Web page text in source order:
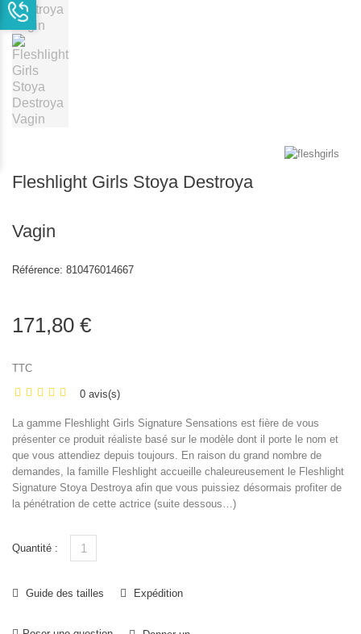
Fleshlight Girls Stoya Destroya
Vagin
Référence: 810476014667
171,80 €
TTC
0 avis(s)
La gamme Fleshlight Girls Signature Sensations est fière de vous
présenter ce produit réaliste basé sur le modèle dont il porte le nom et
que vous attendiez depuis toujours. En raison du grand nombre de
demandes, la famille Fleshlight accueille chaleureusement le Fleshlight
Signature Stoya Destroya afin que vous puissiez désormais profiter de
la pénétration de cette actrice (suite dessous…)
Quantité :
Guide des tailles Expédition